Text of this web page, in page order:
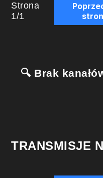
Strona
1/1
🔍 Brak
TRANSMISJE